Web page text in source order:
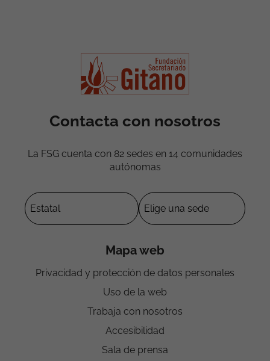
Contacta con nosotros
La FSG cuenta con 82 sedes en 14 comunidades
autónomas
Mapa web
Privacidad y protección de datos personales
Uso de la web
Trabaja con nosotros
Accesibilidad
Sala de prensa